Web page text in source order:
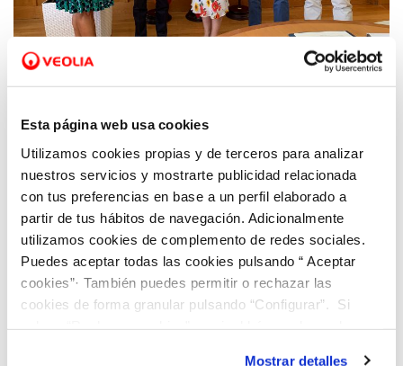
Esta página web usa cookies
Utilizamos cookies propias y de terceros para analizar
nuestros servicios y mostrarte publicidad relacionada
con tus preferencias en base a un perfil elaborado a
partir de tus hábitos de navegación. Adicionalmente
utilizamos cookies de complemento de redes sociales.
Puedes aceptar todas las cookies pulsando “ Aceptar
cookies”· También puedes permitir o rechazar las
cookies de forma granular pulsando “Configurar”. Si
Mostrar detalles
04 OCT 2023
La UA e Hidraqua renuevan convenio para
la mejora de accesibilidad de espacios físicos
y la adaptación inclusiva de acciones
culturales